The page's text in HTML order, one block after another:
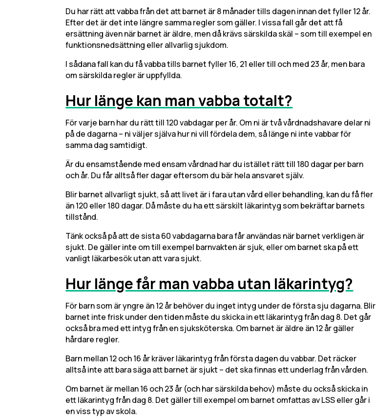
Du har rätt att vabba från det att barnet är 8 månader tills dagen innan det fyller 12 år.
Efter det är det inte längre samma regler som gäller. I vissa fall går det att få
ersättning även när barnet är äldre, men då krävs särskilda skäl – som till exempel en
funktionsnedsättning eller allvarlig sjukdom.
I sådana fall kan du få vabba tills barnet fyller 16, 21 eller till och med 23 år, men bara
om särskilda regler är uppfyllda.
Hur länge kan man vabba totalt?
För varje barn har du rätt till 120 vabdagar per år. Om ni är två vårdnadshavare delar ni
på de dagarna – ni väljer själva hur ni vill fördela dem, så länge ni inte vabbar för
samma dag samtidigt.
Är du ensamstående med ensam vårdnad har du istället rätt till 180 dagar per barn
och år. Du får alltså fler dagar eftersom du bär hela ansvaret själv.
Blir barnet allvarligt sjukt, så att livet är i fara utan vård eller behandling, kan du få fler
än 120 eller 180 dagar. Då måste du ha ett särskilt läkarintyg som bekräftar barnets
tillstånd.
Tänk också på att de sista 60 vabdagarna bara får användas när barnet verkligen är
sjukt. De gäller inte om till exempel barnvakten är sjuk, eller om barnet ska på ett
vanligt läkarbesök utan att vara sjukt.
Hur länge får man vabba utan läkarintyg?
För barn som är yngre än 12 år behöver du inget intyg under de första sju dagarna. Blir
barnet inte frisk under den tiden måste du skicka in ett läkarintyg från dag 8. Det går
också bra med ett intyg från en sjuksköterska. Om barnet är äldre än 12 år gäller
hårdare regler.
Barn mellan 12 och 16 år kräver läkarintyg från första dagen du vabbar. Det räcker
alltså inte att bara säga att barnet är sjukt – det ska finnas ett underlag från vården.
Om barnet är mellan 16 och 23 år (och har särskilda behov) måste du också skicka in
ett läkarintyg från dag 8. Det gäller till exempel om barnet omfattas av LSS eller går i
en viss typ av skola.